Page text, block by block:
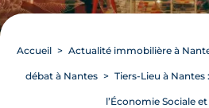
Accueil Actualité immobilière à
débat à Nantes Tiers-Lieu à
l’Économie Sociale